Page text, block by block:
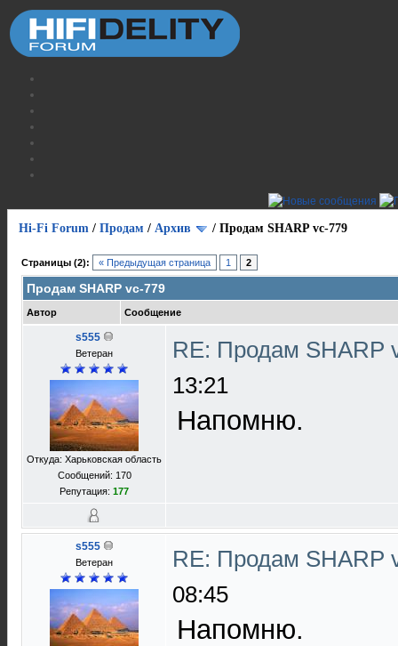
Hi-Fi Forum / Продам / Архив / Продам SHARP vc-779
Страницы (2): « Предыдущая страница 1 2
Продам SHARP vc-779
Автор Сообщение
s555
Ветеран
Откуда: Харьковская область
Сообщений: 170
Репутация: 177
RE: Продам SHARP
13:21
Напомню.
s555
Ветеран
RE: Продам SHARP
08:45
Напомню.